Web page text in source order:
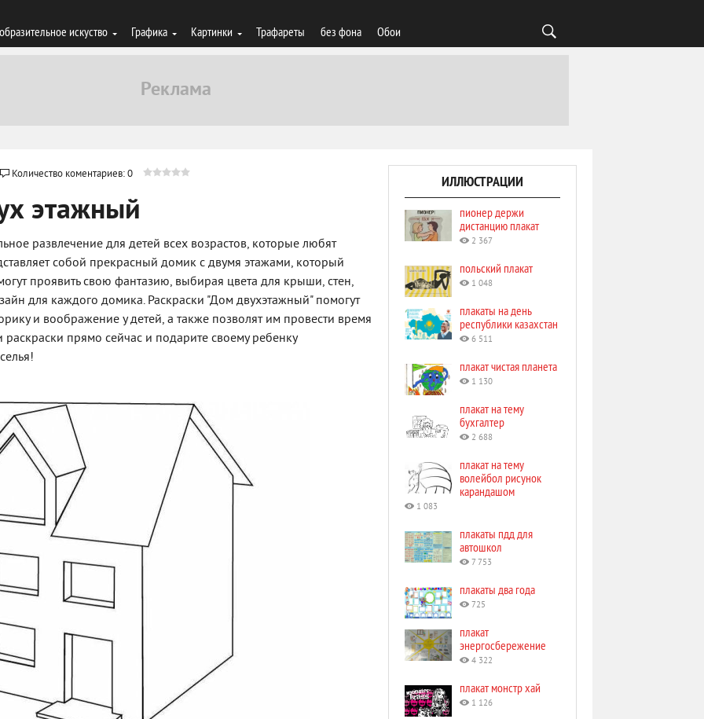
искуство Графика Картинки Трафареты без фона Обои
Количество коментариев: 0
этажный
развлечение для детей всех возрастов, которые любят
собой прекрасный домик с двумя этажами, который
проявить свою фантазию, выбирая цвета для крыши, стен,
для каждого домика. Раскраски "Дом двухэтажный" помогут
и воображение у детей, а также позволят им провести время
раскраски прямо сейчас и подарите своему ребенку
ИЛЛЮСТРАЦИИ
пионер держи
дистанцию плакат
2 367
польский плакат
1 048
плакаты на день
республики казахстан
6 511
плакат чистая планета
1 130
плакат на тему
бухгалтер
2 688
плакат на тему
волейбол рисунок
карандашом
1 083
плакаты пдд для
автошкол
7 753
плакаты два года
725
плакат
энергосбережение
4 322
плакат монстр хай
1 126